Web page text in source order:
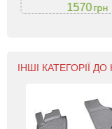
1570грн
ІНШІ КАТЕГОРІЇ